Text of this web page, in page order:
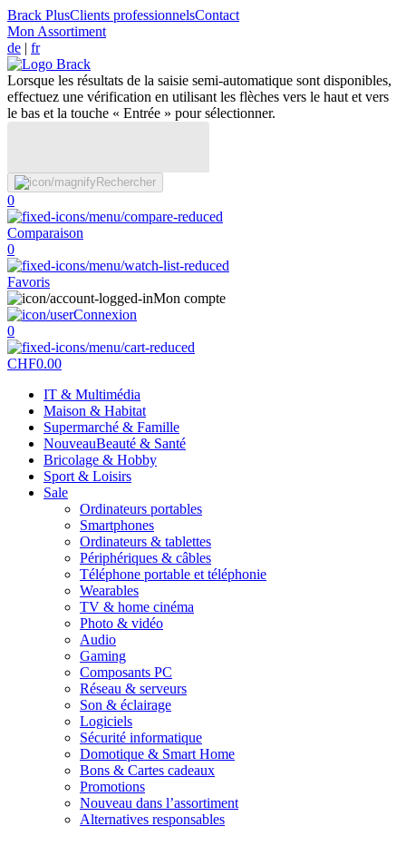
Brack PlusClients professionnelsContact
Mon Assortiment
de | fr
Lorsque les résultats de la saisie semi-automatique sont disponibles,
effectuez une vérification en utilisant les flèches vers le haut et vers
le bas et la touche « Entrée » pour sélectionner.
Rechercher
0
Comparaison
0
Favoris
Mon compte
Connexion
0
CHF0.00
IT & Multimédia
Maison & Habitat
Supermarché & Famille
NouveauBeauté & Santé
Bricolage & Hobby
Sport & Loisirs
Sale
Ordinateurs portables
Smartphones
Ordinateurs & tablettes
Périphériques & câbles
Téléphone portable et téléphonie
Wearables
TV & home cinéma
Photo & vidéo
Audio
Gaming
Composants PC
Réseau & serveurs
Son & éclairage
Logiciels
Sécurité informatique
Domotique & Smart Home
Bons & Cartes cadeaux
Promotions
Nouveau dans l’assortiment
Alternatives responsables